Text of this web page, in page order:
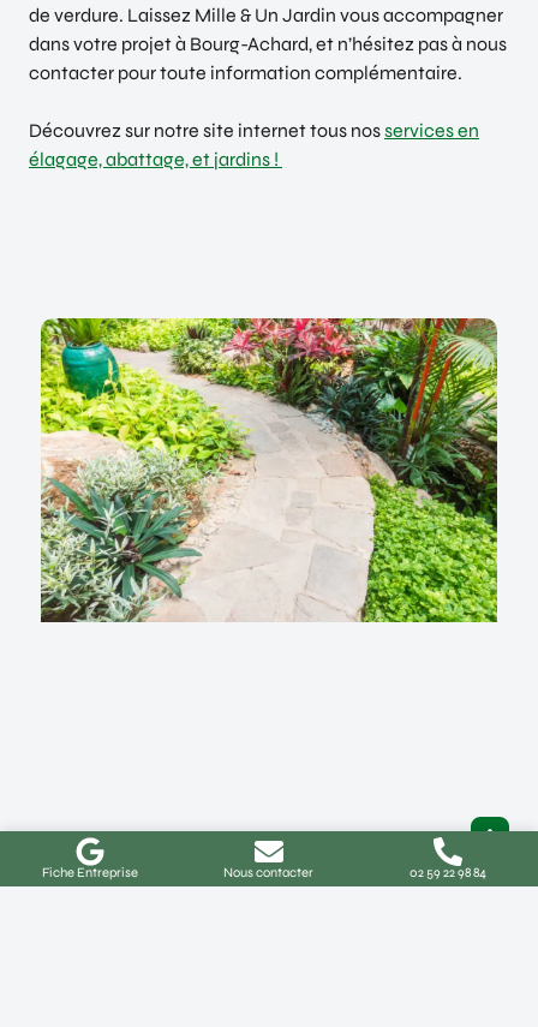
Fiche Entreprise Nous contacter 02 59 22 98 84
de verdure. Laissez Mille & Un Jardin vous accompagner
dans votre projet à Bourg-Achard, et n’hésitez pas à nous
contacter pour toute information complémentaire.
Découvrez sur notre site internet tous nosservices en
élagage, abattage, et jardins !
Aménagement de jardin à Buchy :